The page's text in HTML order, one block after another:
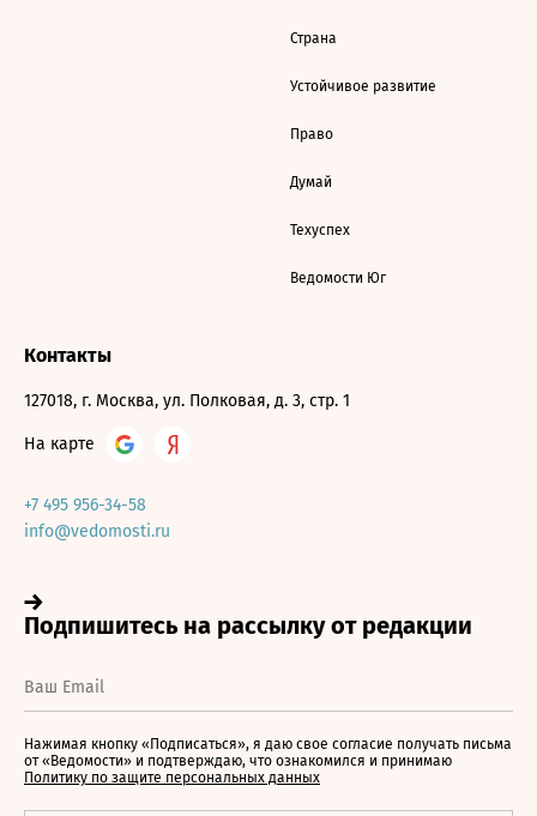
Страна
Устойчивое развитие
Право
Думай
Техуспех
Ведомости Юг
Контакты
127018, г. Москва, ул. Полковая, д. 3, стр. 1
На карте
+7 495 956-34-58
info@vedomosti.ru
Нажимая кнопку «Подписаться», я даю свое согласие получать письма
от «Ведомости» и подтверждаю, что ознакомился и принимаю
Политику по защите персональных данных